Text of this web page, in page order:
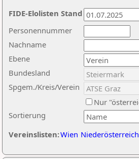
Nachname
Ebene
Sortierung
Personennummer
Bundesland
Spgem./Kreis/Verein
Nur
Vereinslisten:Wien Niederösterreich
FIDE-Elolisten Stand